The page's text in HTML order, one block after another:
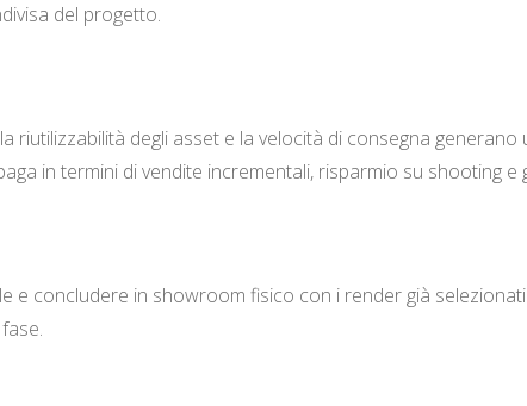
del progetto.
riutilizzabilità degli asset e la velocità di consegna
in termini di vendite incrementali, risparmio su shooting e
e concludere in showroom fisico con i render già